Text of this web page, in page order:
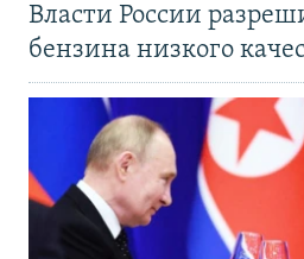
Власти России
бензина низкого